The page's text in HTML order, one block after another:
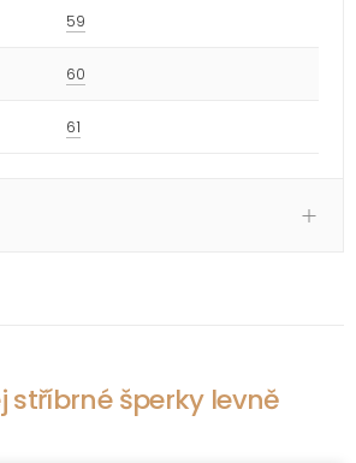
59
60
61
stříbrné šperky levně